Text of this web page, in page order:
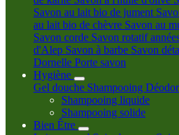
Savon au lait bio de jument
au lait bio de chèvre Savon au
Savon corde Savon rotatif
d'Alep Savon à barbe Savon
Dornelle Porte savon
Hygiène
Gel douche Shampooing
Shampooing liquide
Shampooing solide
Bien Être